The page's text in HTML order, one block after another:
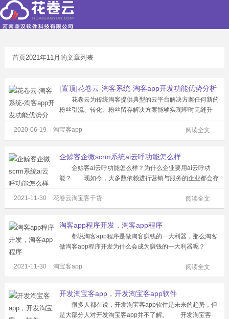
首页2021年11月的文章列表
[置顶]花卷云-淘客系统-淘客app开发功能优势分析
花卷云为传统淘客提供典型的云平台解决方案任何新的
粉丝引流、转化、粉丝留存解决方案能够实现即时无缝升
家，注册粉丝2000万。淘客APP产品市场占有率超50%，
累计为站长创造佣金超2亿...
阅读全文
2020-06-19 淘宝客app
企鲸客企微scrm系统ai云呼功能怎么样
企鲸客ai云呼功能怎么样？为什么企业要用ai云呼功
能？ 现如今，大多数依赖进行营销与服务的企业都会存
新业务员流失率过高，老业务员待在企业时间越久,越难把
控,且激情也随着减少,而每次新...
阅读全文
2021-11-30 花卷云淘宝客干货
淘客app程序开发，淘客app程序
都说淘客app程序是做淘客赚钱的一大利器，那么淘客
做淘客app程序开发为什么会成为赚钱的一大利器呢？
淘客app刚好能解决这个问题。开发一个自己的app程序，
安全不怕被封，自己的平台...
阅读全文
2021-11-30 淘宝客app
开发淘宝客app，开发淘宝客app软件
很多人都在说，开发淘宝客app软件是未来的趋势，但
是大部分人对开发淘宝客app并不了解。 开发淘宝客